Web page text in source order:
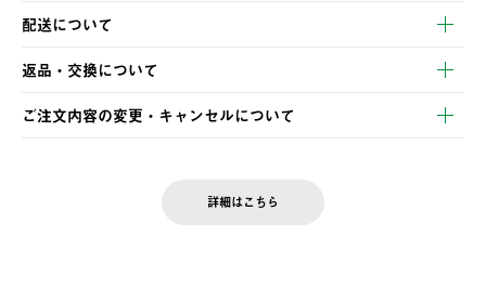
以下のいずれかの方法でお支払いいただけます。
・クレジットカード決済
・コンビニ決済
・Pay-easy決済
配送について
【発送スケジュール】
ご注文・ご入金完了より2営業日以内に商品を発送いたします。
土日祝の発送はございませんので、木曜日以降のご注文は週明け
の発送となる場合がございます。
返品・交換について
※お客様都合の場合
お客様都合の返品にかかる送料は、お客様ご負担とさせていただ
ご注文内容の変更・キャンセルについて
LOGOS FAMILY会員の方は、会員マイページ内 購入履歴画面に
詳細はこちら